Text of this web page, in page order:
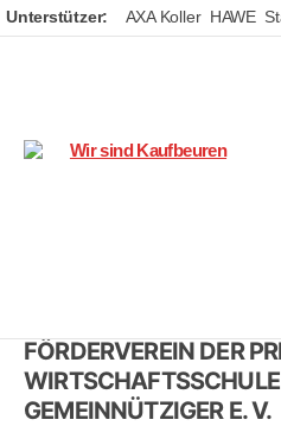
Unterstützer: AXA Koller HAWE
FÖRDERVEREIN DER
GEMEINNÜTZIGER E. V.